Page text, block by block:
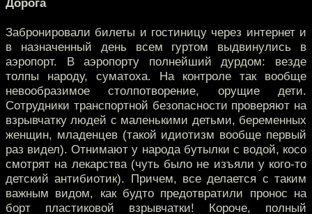
Дорога
Забронировали билеты и гостиницу через интернет и
в назначенный день всем гуртом выдвинулись в
аэропорт. В аэропорту полнейший дурдом: везде
толпы народу, суматоха. На контроле так вообще
невообразимое столпотворение, орущие дети.
Сотрудники транспортной безопасности проверяют на
взрывчатку людей с маленькими детьми, беременных
женщин, младенцев (такой идиотизм вообще первый
раз видел). Отнимают у народа бутылки с водой, косо
смотрят на лекарства (чуть было не изъяли у кого-то
детский антибиотик). Причем, все делается с таким
важным видом, как будто предотвратили пронос на
борт пластиковой взрывчатки! Короче, полный